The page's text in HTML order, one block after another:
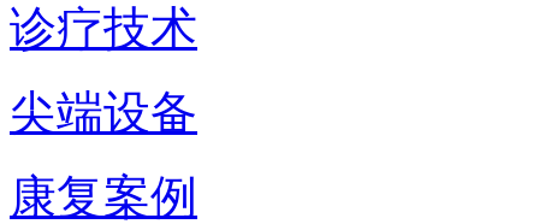
诊疗技术
尖端设备
康复案例